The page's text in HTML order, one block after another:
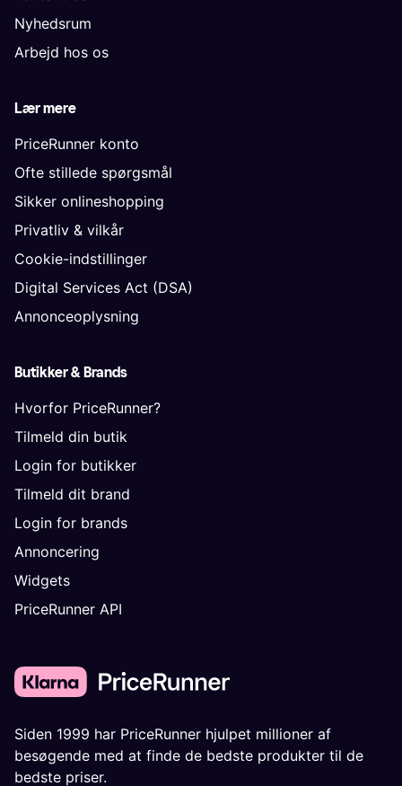
Nyhedsrum
Arbejd hos os
Lær mere
PriceRunner konto
Ofte stillede spørgsmål
Sikker onlineshopping
Privatliv & vilkår
Cookie-indstillinger
Digital Services Act (DSA)
Annonceoplysning
Butikker & Brands
Hvorfor PriceRunner?
Tilmeld din butik
Login for butikker
Tilmeld dit brand
Login for brands
Annoncering
Widgets
PriceRunner API
Siden 1999 har PriceRunner hjulpet millioner af
besøgende med at finde de bedste produkter til de
bedste priser.